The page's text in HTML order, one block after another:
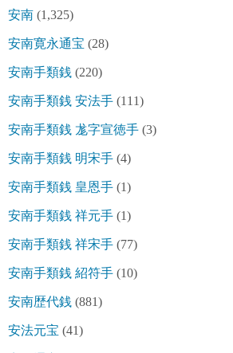
安南 (1,325)
安南寛永通宝 (28)
安南手類銭 (220)
安南手類銭 安法手 (111)
安南手類銭 尨字宣徳手 (3)
安南手類銭 明宋手 (4)
安南手類銭 皇恩手 (1)
安南手類銭 祥元手 (1)
安南手類銭 祥宋手 (77)
安南手類銭 紹符手 (10)
安南歴代銭 (881)
安法元宝 (41)